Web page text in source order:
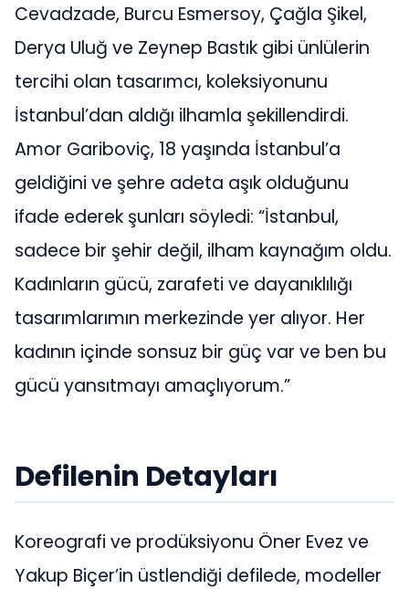
Cevadzade, Burcu Esmersoy, Çağla Şikel,
Derya Uluğ ve Zeynep Bastık gibi ünlülerin
tercihi olan tasarımcı, koleksiyonunu
İstanbul’dan aldığı ilhamla şekillendirdi.
Amor Gariboviç, 18 yaşında İstanbul’a
geldiğini ve şehre adeta aşık olduğunu
ifade ederek şunları söyledi: “İstanbul,
sadece bir şehir değil, ilham kaynağım oldu.
Kadınların gücü, zarafeti ve dayanıklılığı
tasarımlarımın merkezinde yer alıyor. Her
kadının içinde sonsuz bir güç var ve ben bu
gücü yansıtmayı amaçlıyorum.”
Defilenin Detayları
Koreografi ve prodüksiyonu Öner Evez ve
Yakup Biçer’in üstlendiği defilede, modeller